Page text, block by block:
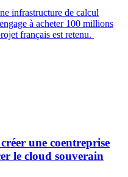
infrastructure de calcul
à acheter 100 millions
français est retenu.
une coentreprise
le cloud souverain